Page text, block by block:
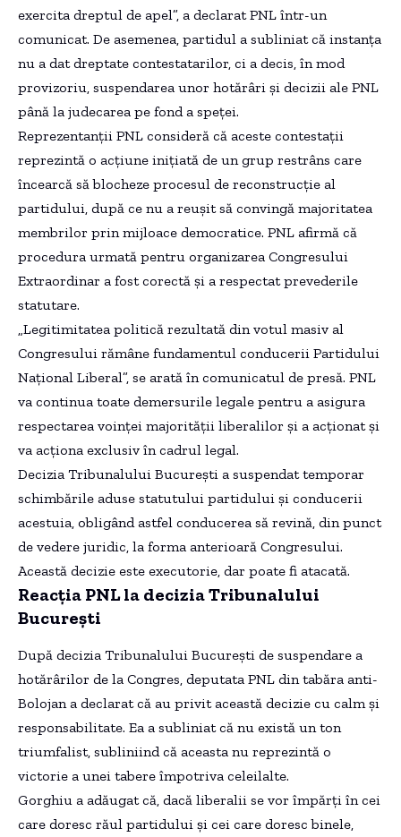
exercita dreptul de apel”, a declarat PNL într-un
comunicat. De asemenea, partidul a subliniat că instanța
nu a dat dreptate contestatarilor, ci a decis, în mod
provizoriu, suspendarea unor hotărâri și decizii ale PNL
până la judecarea pe fond a speței.
Reprezentanții PNL consideră că aceste contestații
reprezintă o acțiune inițiată de un grup restrâns care
încearcă să blocheze procesul de reconstrucție al
partidului, după ce nu a reușit să convingă majoritatea
membrilor prin mijloace democratice. PNL afirmă că
procedura urmată pentru organizarea Congresului
Extraordinar a fost corectă și a respectat prevederile
statutare.
„Legitimitatea politică rezultată din votul masiv al
Congresului rămâne fundamentul conducerii Partidului
Național Liberal”, se arată în comunicatul de presă. PNL
va continua toate demersurile legale pentru a asigura
respectarea voinței majorității liberalilor și a acționat și
va acționa exclusiv în cadrul legal.
Decizia Tribunalului București a suspendat temporar
schimbările aduse statutului partidului și conducerii
acestuia, obligând astfel conducerea să revină, din punct
de vedere juridic, la forma anterioară Congresului.
Această decizie este executorie, dar poate fi atacată.
Reacția PNL la decizia Tribunalului
București
După decizia Tribunalului București de suspendare a
hotărârilor de la Congres, deputata PNL din tabăra anti-
Bolojan a declarat că au privit această decizie cu calm și
responsabilitate. Ea a subliniat că nu există un ton
triumfalist, subliniind că aceasta nu reprezintă o
victorie a unei tabere împotriva celeilalte.
Gorghiu a adăugat că, dacă liberalii se vor împărți în cei
care doresc răul partidului și cei care doresc binele,